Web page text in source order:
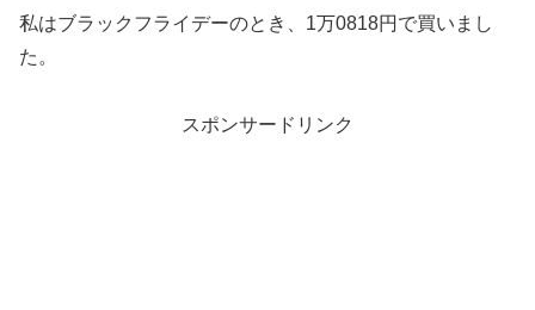
私はブラックフライデーのとき、1万0818円で買いまし
た。
スポンサードリンク